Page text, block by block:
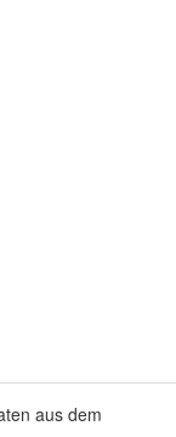
aus dem